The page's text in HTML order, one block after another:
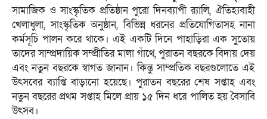
সামাজিক ও সাংস্কৃতিক প্রতিষ্ঠান পুরো দিনব্যাপী র‌্যালি, ঐতিহ্যবাহী
খেলাধুলা, সাংস্কৃতিক অনুষ্ঠান, বিভিন্ন ধরনের প্রতিযোগিতাসহ নানা
কর্মসূচি পালন করে থাকে। এই একটি দিনে পাহাড়িরা এক সুতোয়
তাদের সাম্প্রদায়িক সম্প্রীতির মালা গাঁথে, পুরাতন বছরকে বিদায় দেয়
এবং নতুন বছরকে স্বাগত জানান। কিন্তু সাম্প্রতিক বছরগুলোতে এই
উৎসবের ব্যাপ্তি বাড়ানো হয়েছে। পুরাতন বছরের শেষ সপ্তাহ এবং
নতুন বছরের প্রথম সপ্তাহ মিলে প্রায় ১৫ দিন ধরে পালিত হয় বৈসাবি
উৎসব।